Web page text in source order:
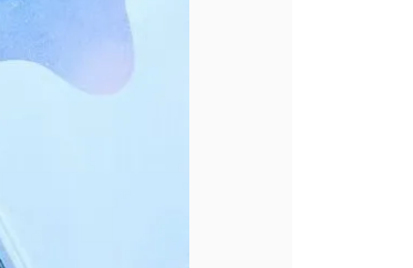
10:00〜17:00（平日）